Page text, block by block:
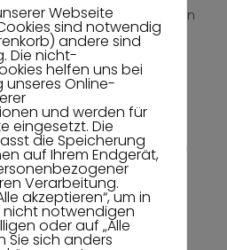
und anderen Abschnitten
akut oder latent über
bestehen und bei
oder in Ruhe
jedoch weder struktur- noch
verstehen.
Bereiche für die
oder mitbeteiligt sind,
zu einer
Webseite
sind notwendig
andere sind
Die nicht-
helfen uns bei
Online-
und werden für
eingesetzt. Die
die Speicherung
auf Ihrem Endgerät,
Verarbeitung.
akzeptieren“, um in
nicht notwendigen
oder auf „Alle
Sie sich anders